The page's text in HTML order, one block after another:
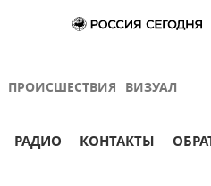
ПРОИСШЕСТВИЯ ВИЗУАЛ
РАДИО КОНТАКТЫ